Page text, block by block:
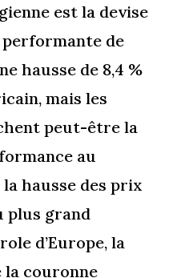
est la devise
de
hausse de 8,4 %
mais les
peut-être la
au
hausse des prix
plus grand
d’Europe, la
la couronne